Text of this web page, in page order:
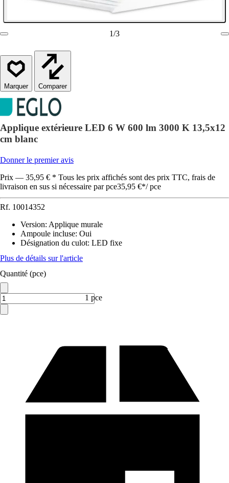
1/3
Comparer
Applique extérieure LED 6 W 600 lm 3000 K 13,5x12
cm blanc
Donner le premier avis
Prix — 35,95 € * Tous les prix affichés sont des prix TTC, frais de
livraison en sus si nécessaire par pce35,95 €*/ pce
Rf. 10014352
Version: Applique murale
Ampoule incluse: Oui
Désignation du culot: LED fixe
Plus de détails sur l'article
Quantité (pce)
1 pce